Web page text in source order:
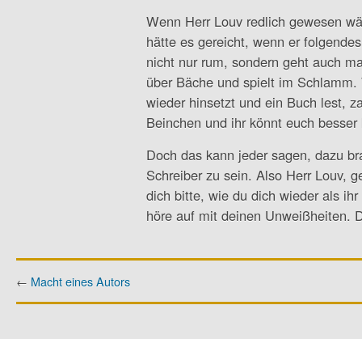
Wenn Herr Louv redlich gewesen
hätte es gereicht, wenn er
nicht nur rum, sondern geht auch
über Bäche und spielt im
wieder hinsetzt und ein Buch lest,
Beinchen und ihr könnt euch
Doch das kann jeder sagen, dazu
Schreiber zu sein. Also Herr Louv,
dich bitte, wie du dich wieder als
höre auf mit deinen Unweißheiten.
← Macht eines Autors